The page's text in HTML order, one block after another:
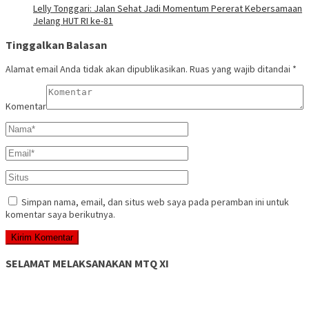
Lelly Tonggari: Jalan Sehat Jadi Momentum Pererat Kebersamaan
Jelang HUT RI ke-81
Tinggalkan Balasan
Alamat email Anda tidak akan dipublikasikan. Ruas yang wajib ditandai *
Komentar
Simpan nama, email, dan situs web saya pada peramban ini untuk
komentar saya berikutnya.
SELAMAT MELAKSANAKAN MTQ XI